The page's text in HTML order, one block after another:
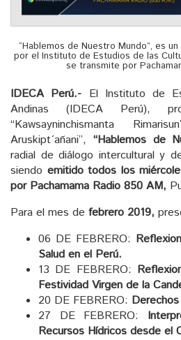
“Hablemos de Nuestro Mundo”, es
por el Instituto de Estudios de las
se transmite por
IDECA Perú.- El Instituto de
Andinas (IDECA Perú),
“Kawsayninchismanta
Aruskipt´añani”, “Hablemos de
radial de diálogo intercultural y
siendo emitido todos los
por Pachamama Radio 850 AM,
Para el mes de febrero 2019,
06 DE FEBRERO:
Salud en el Perú.
13 DE FEBRERO:
Festividad Virgen de la
20 DE FEBRERO:
27 DE FEBRERO:
Recursos Hídricos desde el